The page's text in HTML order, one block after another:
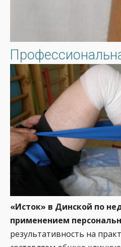
«Исток» в Динской по
применением
результативность на